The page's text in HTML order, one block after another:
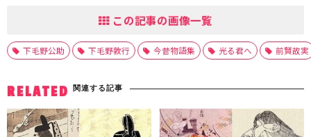
この記事の画像一覧
下毛野公助 下毛野敦行 今昔物語集 光る君へ 前賢故実
RELATED 関連する記事